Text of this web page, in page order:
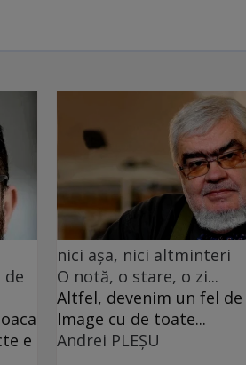
de
e
nici așa, nici altminteri
O notă, o stare, o zi...
Altfel, devenim un fel de
Image cu de toate...
Andrei PLEŞU